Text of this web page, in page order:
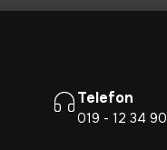
Telefon
019 - 12 34 90